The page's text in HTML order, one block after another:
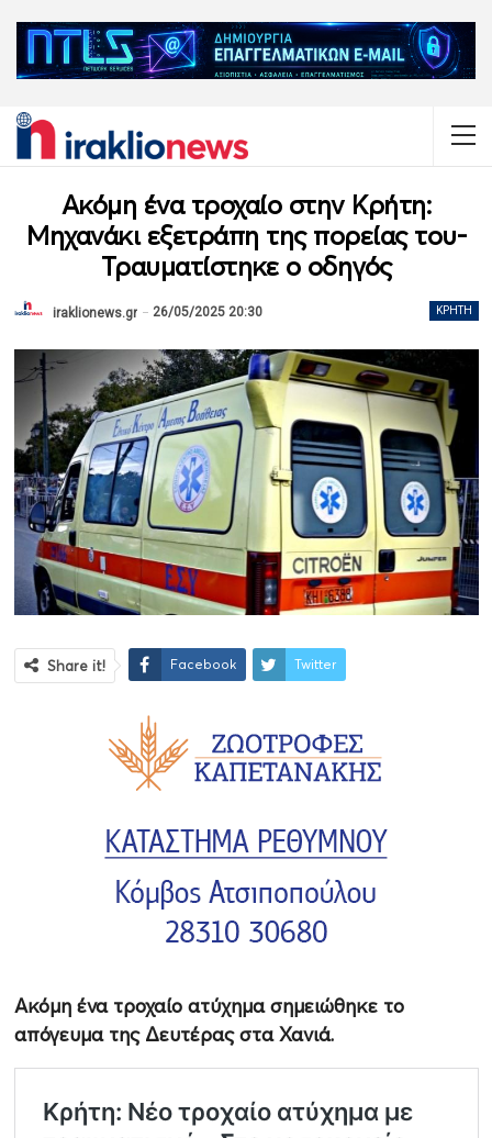
Ακόμη ένα τροχαίο στην Κρήτη:
Μηχανάκι εξετράπη της πορείας του-
Τραυματίστηκε ο οδηγός
ΚΡΉΤΗ
iraklionews.gr 26/05/2025 20:30
Share it! Facebook Twitter
Ακόμη ένα τροχαίο ατύχημα σημειώθηκε το
απόγευμα της Δευτέρας στα Χανιά.